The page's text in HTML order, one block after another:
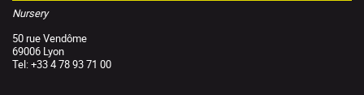
Nursery
50 rue Vendôme
69006 Lyon
Tel: +33 4 78 93 71 00